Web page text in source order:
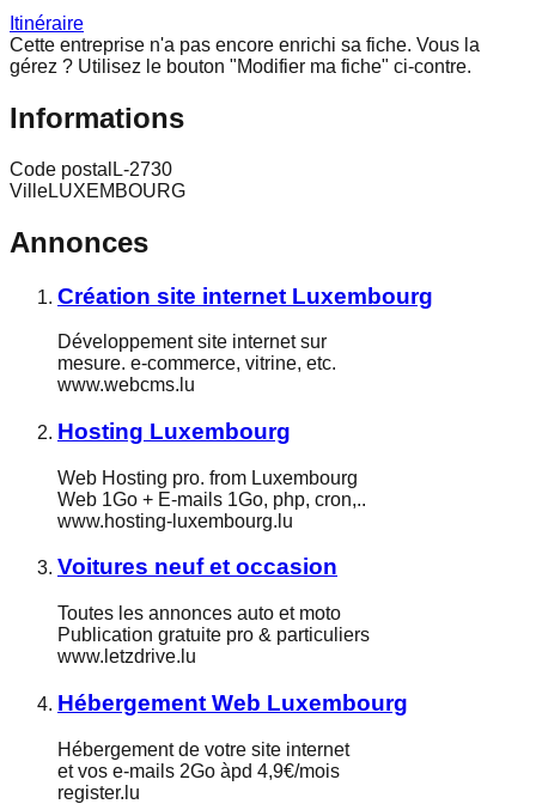
Itinéraire
Cette entreprise n'a pas encore enrichi sa fiche. Vous la
gérez ? Utilisez le bouton "Modifier ma fiche" ci-contre.
Informations
Code postal L-2730
VilleLUXEMBOURG
Annonces
Création site internet Luxembourg
Développement site internet sur
mesure. e-commerce, vitrine, etc.
www.webcms.lu
Hosting Luxembourg
Web Hosting pro. from Luxembourg
Web 1Go + E-mails 1Go, php, cron,..
www.hosting-luxembourg.lu
Voitures neuf et occasion
Toutes les annonces auto et moto
Publication gratuite pro & particuliers
www.letzdrive.lu
Hébergement Web Luxembourg
Hébergement de votre site internet
et vos e-mails 2Go àpd 4,9€/mois
register.lu